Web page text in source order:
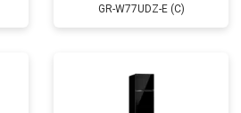
GR-W77UDZ-E (C)